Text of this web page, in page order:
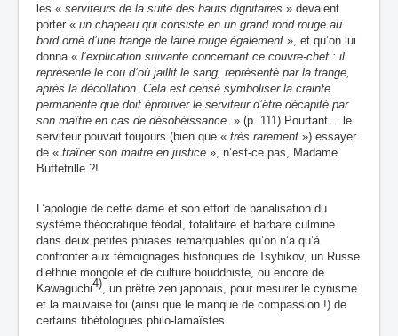
les « serviteurs de la suite des hauts dignitaires » devaient
porter « un chapeau qui consiste en un grand rond rouge au
bord orné d’une frange de laine rouge également », et qu’on lui
donna « l’explication suivante concernant ce couvre-chef : il
représente le cou d’où jaillit le sang, représenté par la frange,
après la décollation. Cela est censé symboliser la crainte
permanente que doit éprouver le serviteur d’être décapité par
son maître en cas de désobéissance. » (p. 111) Pourtant… le
serviteur pouvait toujours (bien que « très rarement ») essayer
de « traîner son maitre en justice », n’est-ce pas, Madame
Buffetrille ?!
L’apologie de cette dame et son effort de banalisation du
système théocratique féodal, totalitaire et barbare culmine
dans deux petites phrases remarquables qu’on n’a qu’à
confronter aux témoignages historiques de Tsybikov, un Russe
d’ethnie mongole et de culture bouddhiste, ou encore de
Kawaguchi4), un prêtre zen japonais, pour mesurer le cynisme
et la mauvaise foi (ainsi que le manque de compassion !) de
certains tibétologues philo-lamaïstes.